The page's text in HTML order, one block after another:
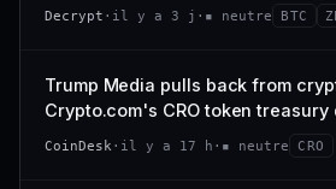
CONFIANCE
Decrypt · il y a 3 j · ▪ neutre BTC
Trump Media pulls back from
Crypto.com's CRO token treasury
CoinDesk · il y a 17 h · ▪ neutre CRO